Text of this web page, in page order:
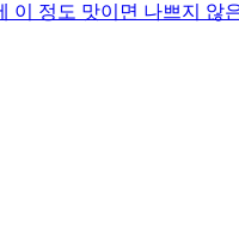
정도 맛이면 나쁘지 않